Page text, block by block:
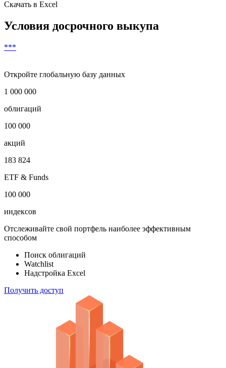
Скачать в Excel
Условия досрочного выкупа
***
Откройте глобальную базу данных
1 000 000
облигаций
100 000
акций
183 824
ETF & Funds
100 000
индексов
Отслеживайте свой портфель наиболее эффективным
способом
Поиск облигаций
Watchlist
Надстройка Excel
Получить доступ